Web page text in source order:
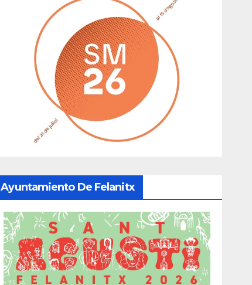
Ayuntamiento De Felanitx